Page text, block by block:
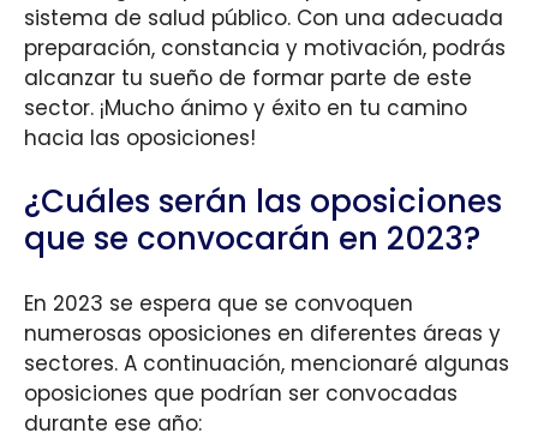
sistema de salud público. Con una adecuada
preparación, constancia y motivación, podrás
alcanzar tu sueño de formar parte de este
sector. ¡Mucho ánimo y éxito en tu camino
hacia las oposiciones!
¿Cuáles serán las oposiciones
que se convocarán en 2023?
En 2023 se espera que se convoquen
numerosas oposiciones en diferentes áreas y
sectores. A continuación, mencionaré algunas
oposiciones que podrían ser convocadas
durante ese año: